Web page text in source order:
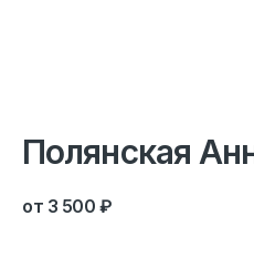
Полянская
3 500 ₽